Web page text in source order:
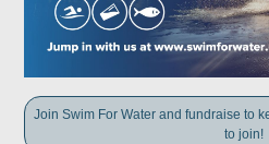
Join Swim For Water and fundraise to
to join!